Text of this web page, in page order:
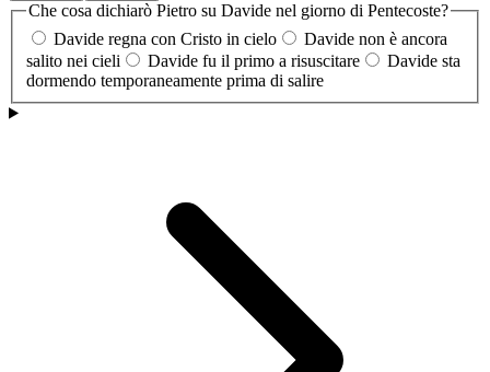
Che cosa dichiarò Pietro su Davide nel giorno di Pentecoste?
Davide regna con Cristo in cielo
Davide non è ancora
salito nei cieli
Davide fu il primo a risuscitare
Davide sta
dormendo temporaneamente prima di salire